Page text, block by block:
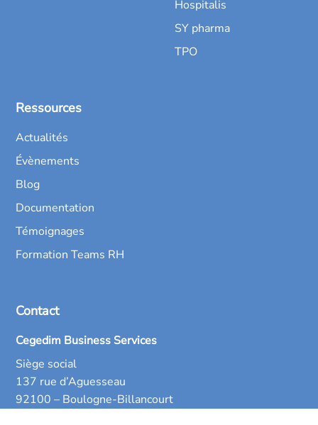
Hospitalis
SY pharma
TPO
Ressources
Actualités
Évènements
Blog
Documentation
Témoignages
Formation Teams RH
Contact
Cegedim Business Services
Siège social
137 rue d’Aguesseau
92100 – Boulogne-Billancourt